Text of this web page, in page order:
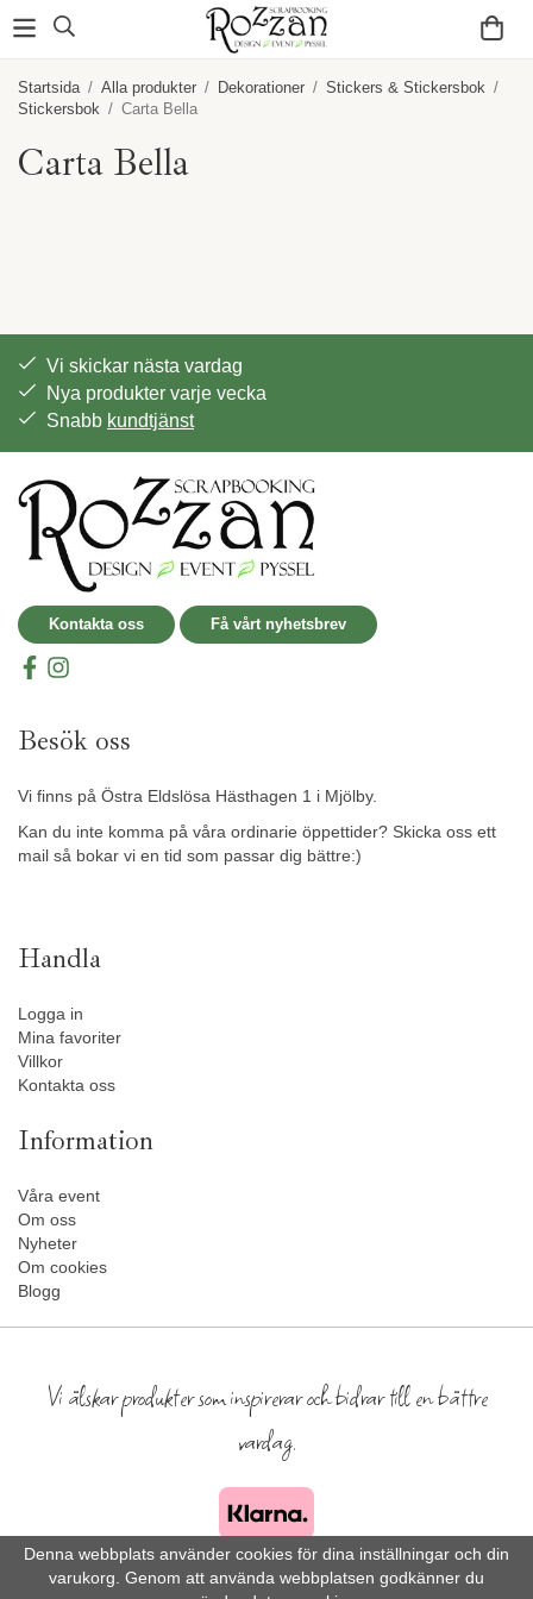
Startsida / Alla produkter / Dekorationer / Stickers & Stickersbok /
Stickersbok / Carta Bella
Carta Bella
Vi skickar nästa vardag
Nya produkter varje vecka
Snabb kundtjänst
Kontakta oss Få vårt nyhetsbrev
Besök oss
Vi finns på Östra Eldslösa Hästhagen 1 i Mjölby.
Kan du inte komma på våra ordinarie öppettider? Skicka oss ett
mail så bokar vi en tid som passar dig bättre:)
Handla
Logga in
Mina favoriter
Villkor
Kontakta oss
Information
Våra event
Om oss
Nyheter
Om cookies
Blogg
Vi älskar produkter som inspirerar och bidrar till en bättre
vardag.
Denna webbplats använder cookies för dina inställningar och din
varukorg. Genom att använda webbplatsen godkänner du